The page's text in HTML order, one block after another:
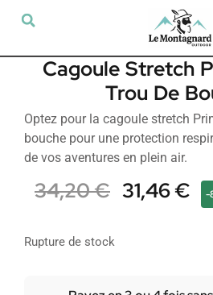
Cagoule Stretch
Trou De
Optez pour la cagoule stretch
bouche pour une protection
de vos aventures en plein air.
34,20€ 31,46€ -
Rupture de stock